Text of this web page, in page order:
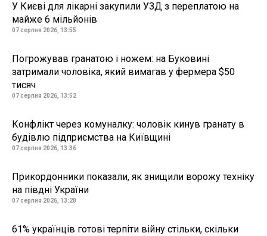
У Києві для лікарні закупили УЗД з переплатою на
майже 6 мільйонів
07 серпня 2026, 13:55
Погрожував гранатою і ножем: на Буковині
затримали чоловіка, який вимагав у фермера $50
тисяч
07 серпня 2026, 13:52
Конфлікт через комуналку: чоловік кинув гранату в
будівлю підприємства на Київщині
07 серпня 2026, 13:36
Прикордонники показали, як знищили ворожу техніку
на півдні України
07 серпня 2026, 13:20
61% українців готові терпіти війну стільки, скільки